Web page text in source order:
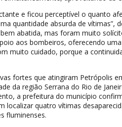
e ficou perceptível o quanto
quantidade absurda de vítimas”,
abatida, mas foram muito
aos bombeiros, oferecendo
muito cuidado, porque a
fortes que atingiram Petrópolis
da região Serrana do Rio de
a prefeitura do município
localizar quatro vítimas
fluminenses.